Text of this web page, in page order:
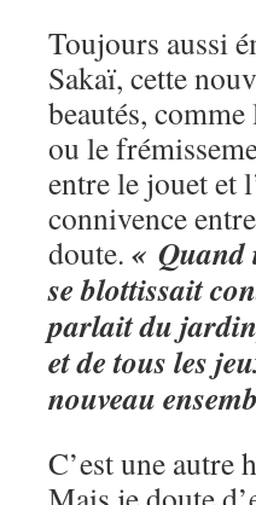
Toujours aussi
Sakaï, cette
beautés,
ou le
entre le jouet et
connivence
doute. « Quand
se blottissait
parlait du
et de tous les
nouveau
C’est une autre